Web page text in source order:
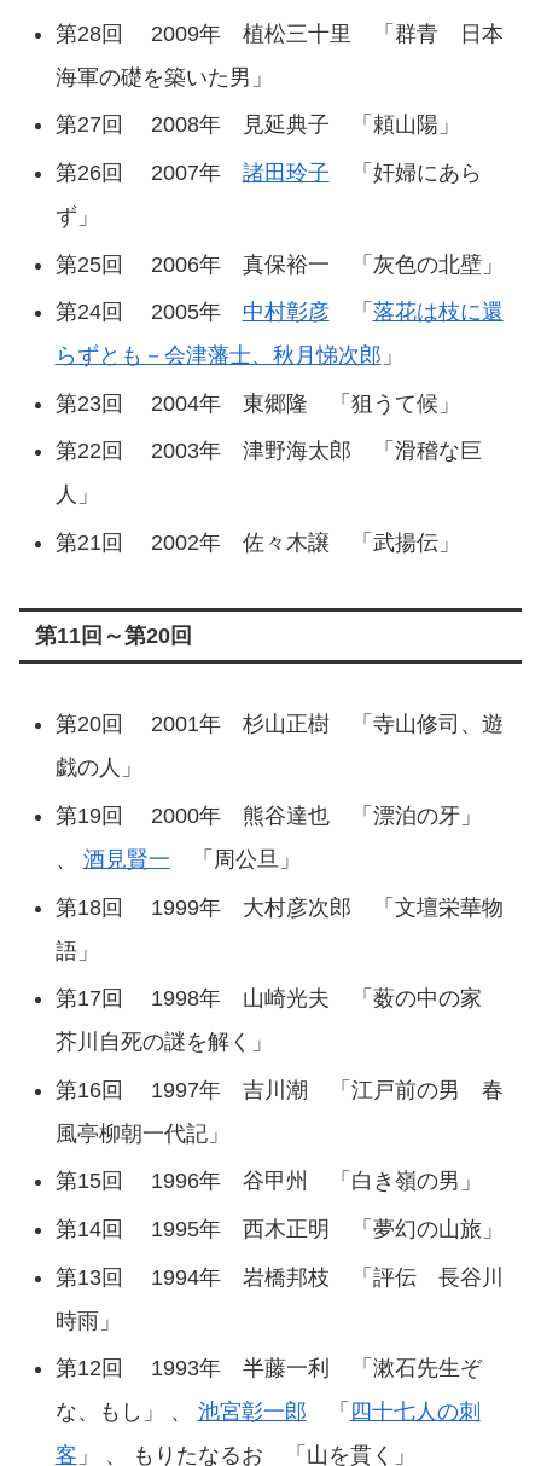
第28回 2009年 植松三十里 「群青 日本
海軍の礎を築いた男」
第27回 2008年 見延典子 「頼山陽」
第26回 2007年 諸田玲子 「奸婦にあら
ず」
第25回 2006年 真保裕一 「灰色の北壁」
第24回 2005年 中村彰彦「 落花は枝に還
らずとも－会津藩士、秋月悌次郎 」
第23回 2004年 東郷隆 「狙うて候」
第22回 2003年 津野海太郎 「滑稽な巨
人」
第21回 2002年 佐々木譲 「武揚伝」
第11回～第20回
第20回 2001年 杉山正樹 「寺山修司、遊
戯の人」
第19回 2000年 熊谷達也 「漂泊の牙」
、 酒見賢一 「周公旦」
第18回 1999年 大村彦次郎 「文壇栄華物
語」
第17回 1998年 山崎光夫 「薮の中の家
芥川自死の謎を解く」
第16回 1997年 吉川潮 「江戸前の男 春
風亭柳朝一代記」
第15回 1996年 谷甲州 「白き嶺の男」
第14回 1995年 西木正明 「夢幻の山旅」
第13回 1994年 岩橋邦枝 「評伝 長谷川
時雨」
第12回 1993年 半藤一利 「漱石先生ぞ
な、もし」 、 池宮彰一郎 「 四十七人の刺
客 」 、 もりたなるお 「山を貫く」